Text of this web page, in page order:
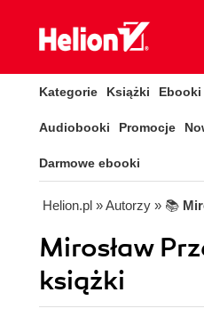
Kategorie Książki Ebooki
Audiobooki Promocje
Darmowe ebooki
Helion.pl » Autorzy » 📚
Mirosław
książki